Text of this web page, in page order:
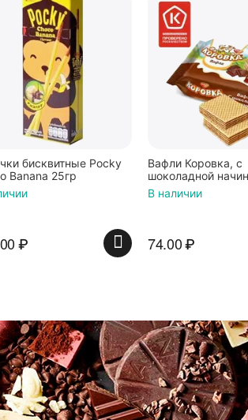
Коровка, c
начинкой, 150 г
₽
Жевательные
Original Fruits 30g
вкусом фруктов
красной банке
В наличии
163.00₽